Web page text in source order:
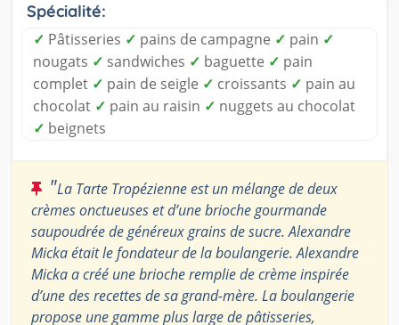
Spécialité:
✓ Pâtisseries ✓ pains de campagne ✓ pain ✓
nougats ✓ sandwiches ✓ baguette ✓ pain
complet ✓ pain de seigle ✓ croissants ✓ pain au
chocolat ✓ pain au raisin ✓ nuggets au chocolat
✓ beignets
"La Tarte Tropézienne est un mélange de deux
crèmes onctueuses et d’une brioche gourmande
saupoudrée de généreux grains de sucre. Alexandre
Micka était le fondateur de la boulangerie. Alexandre
Micka a créé une brioche remplie de crème inspirée
d’une des recettes de sa grand-mère. La boulangerie
propose une gamme plus large de pâtisseries,